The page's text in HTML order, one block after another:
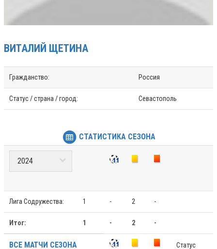
ВИТАЛИЙ ЩЕТИНА
Гражданство: Россия
Статус / страна / город: Севастополь
СТАТИСТИКА СЕЗОНА
Лига Содружества: 1 - 2 -
Итог: 1 - 2 -
ВСЕ МАТЧИ СЕЗОНА Статус